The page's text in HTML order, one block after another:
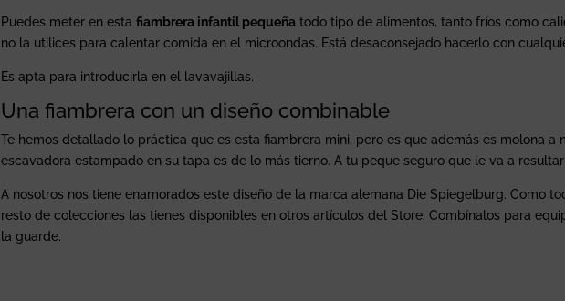
Puedes meter en esta fiambrera infantil pequeñatodo tipo de alimentos, tanto fríos como
no la utilices para calentar comida en el microondas. Está desaconsejado hacerlo con
Es apta para introducirla en el lavavajillas.
Una fiambrera con un diseño combinable
Te hemos detallado lo práctica que es esta fiambrera mini, pero es que además es molona a
escavadora estampado en su tapa es de lo más tierno. A tu peque seguro que le va a
A nosotros nos tiene enamorados este diseño de la marca alemana Die Spiegelburg. Como
resto de colecciones las tienes disponibles en otros artículos del Store. Combínalos para
la guarde.